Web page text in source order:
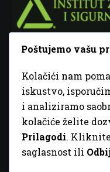
Fra Ivana Jukića br. 2,
+387 32 448 001
info@inz.ba
http://www.inz.ba
Poštujemo vašu
Kolačići nam
iskustvo,
i analiziramo
kolačiće želite
Prilagodi. Kliknite
saglasnost ili